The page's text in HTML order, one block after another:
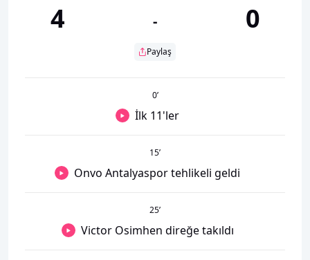
4 -
Paylaş
0
0’
İlk 11'ler
15’
Onvo Antalyaspor tehlikeli geldi
25’
Victor Osimhen direğe takıldı